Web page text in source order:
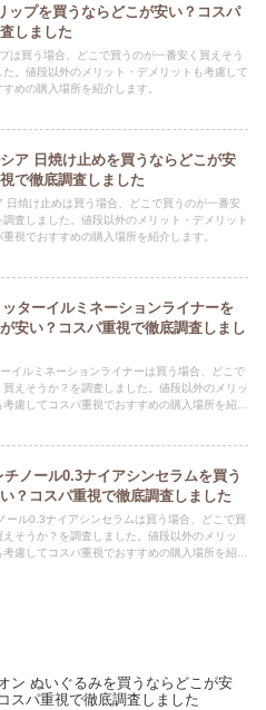
ップを買うならどこが安い？コスパ
しました
は買う場合、どこで買うのが一番安く買えそう
た。値段以外のメリット・デメリットも考慮して
めの購入場所を紹介します。
ア 日焼け止めを買うならどこが安
で徹底調査しました
日焼け止めは買う場合、どこで買うのが一番安
調査しました。値段以外のメリット・デメリット
視でおすすめの購入場所を紹介します。
ターイルミネーションライナーを
安い？コスパ重視で徹底調査しまし
イルミネーションライナーは買う場合、どこで
買えそうか？を調査しました。値段以外のメリッ
考慮してコスパ重視でおすすめの購入場所を紹介
ノール0.3ナイアシンセラムを買う
？コスパ重視で徹底調査しました
ール0.3ナイアシンセラムは買う場合、どこで買
えそうか？を調査しました。値段以外のメリッ
考慮してコスパ重視でおすすめの購入場所を紹介
ン ぬいぐるみを買うならどこが安
スパ重視で徹底調査しました